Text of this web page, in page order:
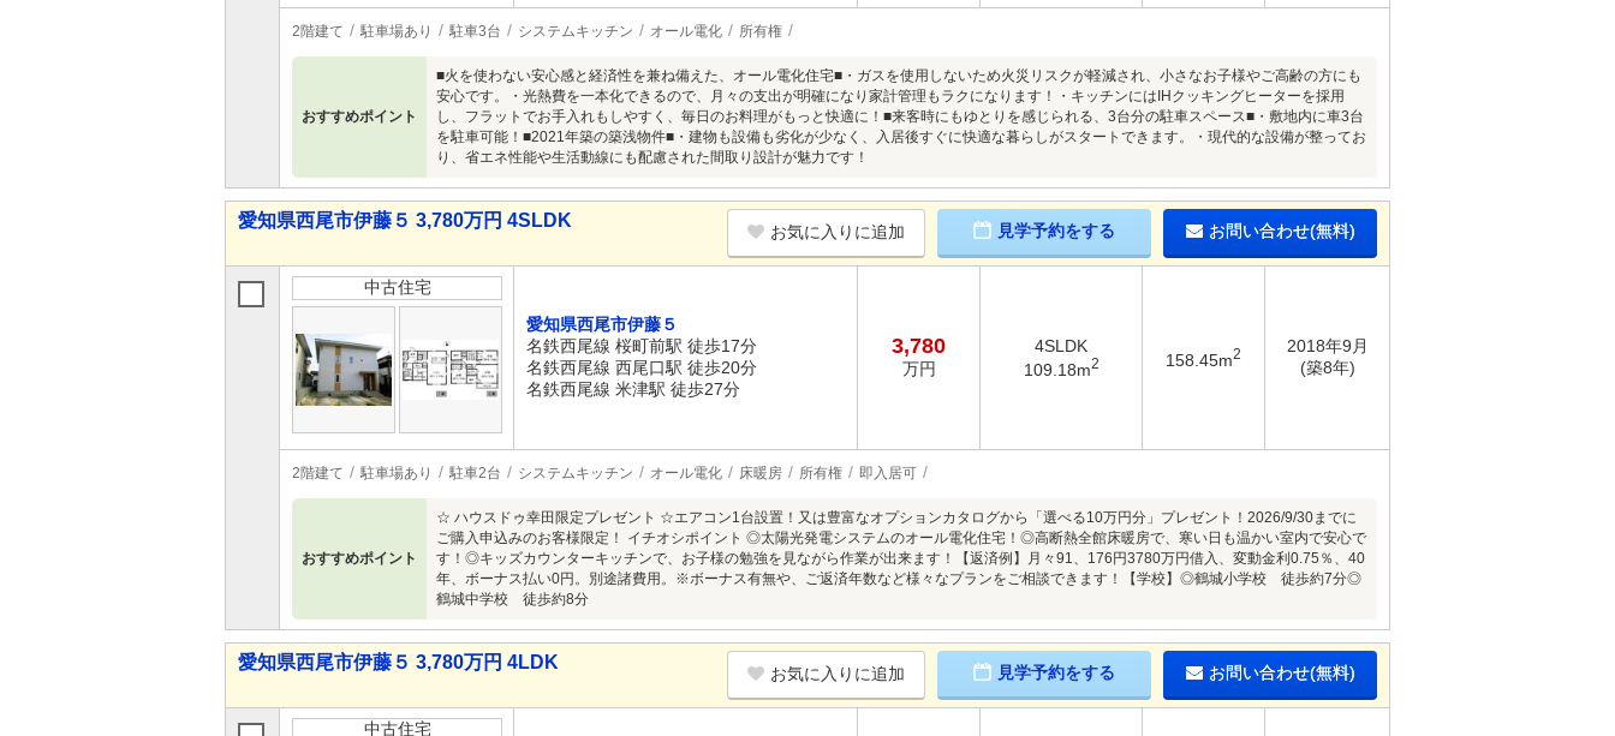
2階建て 駐車場あり 駐車3台 システムキッチン オール電化 所有権
おすすめポイント
■火を使わない安心感と経済性を兼ね備えた、オール電化住宅■・ガスを使用しないため火災リスクが軽減され、小さなお子様やご高齢の方にも
安心です。・光熱費を一本化できるので、月々の支出が明確になり家計管理もラクになります！・キッチンにはIHクッキングヒーターを採用
し、フラットでお手入れもしやすく、毎日のお料理がもっと快適に！■来客時にもゆとりを感じられる、3台分の駐車スペース■・敷地内に車3台
を駐車可能！■2021年築の築浅物件■・建物も設備も劣化が少なく、入居後すぐに快適な暮らしがスタートできます。・現代的な設備が整ってお
り、省エネ性能や生活動線にも配慮された間取り設計が魅力です！
愛知県西尾市伊藤５ 3,780万円 4SLDK
お気に入りに追加 見学予約をする お問い合わせ(無料)
中古住宅
愛知県西尾市伊藤５
名鉄西尾線 桜町前駅 徒歩17分
名鉄西尾線 西尾口駅 徒歩20分
名鉄西尾線 米津駅 徒歩27分
3,780
万円
4SLDK
109.18m2 158.45m2
2018年9月
(築8年)
2階建て 駐車場あり 駐車2台 システムキッチン オール電化 床暖房 所有権 即入居可
おすすめポイント
☆ ハウスドゥ幸田限定プレゼント ☆エアコン1台設置！又は豊富なオプションカタログから「選べる10万円分」プレゼント！2026/9/30までに
ご購入申込みのお客様限定！ イチオシポイント ◎太陽光発電システムのオール電化住宅！◎高断熱全館床暖房で、寒い日も温かい室内で安心で
す！◎キッズカウンターキッチンで、お子様の勉強を見ながら作業が出来ます！【返済例】月々91、176円3780万円借入、変動金利0.75％、40
年、ボーナス払い0円。別途諸費用。※ボーナス有無や、ご返済年数など様々なプランをご相談できます！【学校】◎鶴城小学校 徒歩約7分◎
鶴城中学校 徒歩約8分
愛知県西尾市伊藤５ 3,780万円 4LDK
お気に入りに追加 見学予約をする お問い合わせ(無料)
中古住宅